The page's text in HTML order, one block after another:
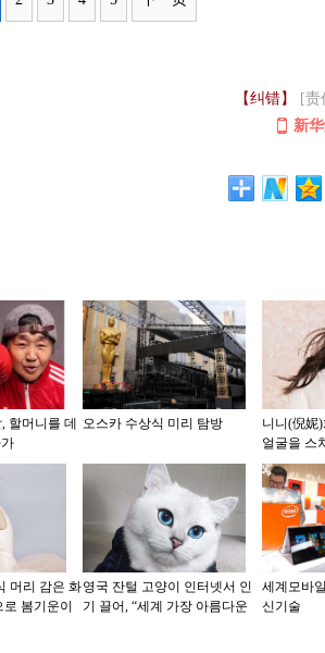
【纠错】
[责
新
할머니를 데
오스카 수상식 미리 탐방
니니(倪妮)
얼굴을 스
워
머리 감은 화
봄기운이
영국 잔털 고양이 인터넷서 인
기 끌어, “세계 가장 아름다운
세계모바
신기술